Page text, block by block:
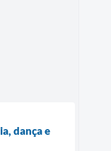
dança e